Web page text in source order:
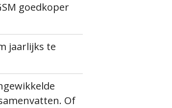
goedkoper
jaarlijks te
Of